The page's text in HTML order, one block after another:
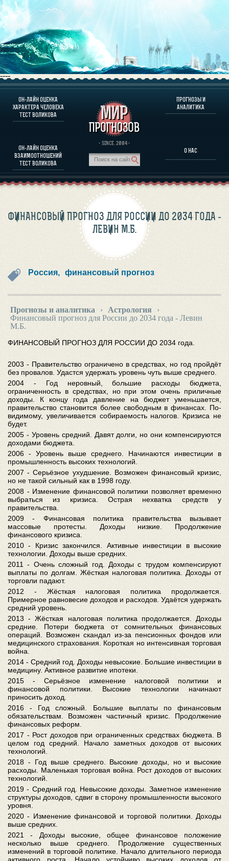
----
ОН-ЛАЙН ОЦЕНКА
ХАРАКТЕРА ЧЕЛОВЕКА
ТЕСТ ВОЛИКОВА
ОН-ЛАЙН ОЦЕНКА
ВЗАИМООТНОШЕНИЙ
ТЕСТ ВОЛИКОВА
· SINCE. 2004 ·
ПРОГНОЗЫ И
АНАЛИТИКА
О НАС
О ПРОГРАММЕ
ОЦЕНКА ХАРАКТЕРA ЧЕЛОВЕКА
ОЦЕНКА ХАРАКТЕРА ВЫДАЮЩИХСЯ ЛИЧНОСТЕЙ
О ПРОГРАММЕ
ПРОГНОЗЫ И АНАЛИТИКА
ФИНАНСОВЫЙ ПРОГНОЗ ДЛЯ РОССИИ ДО 2034 ГОДА -
ЛЕВИН М.Б.
Россия, финансовый прогноз
Прогнозы и аналитика › Астрология
›
Финансовый прогноз для России до 2034 года - Левин
М.Б.
ФИНАНСОВЫЙ ПРОГНОЗ ДЛЯ РОССИИ ДО 2034 года.
2003 - Правительство ограничено в средствах, но год пройдёт
без провалов. Удастся удержать уровень чуть выше среднего.
2004 - Год неровный, большие расходы бюджета,
ограниченность в средствах, но при этом очень приличные
доходы. К концу года давление на бюджет уменьшается,
правительство становится более свободным в финансах. По-
видимому, увеличивается собираемость налогов. Кризиса не
будет.
2005 - Уровень средний. Давят долги, но они компенсируются
доходами бюджета.
2006 - Уровень выше среднего. Начинаются инвестиции в
промышленность высоких технологий.
2007 - Серьёзное ухудшение. Возможен финансовый кризис,
но не такой сильный как в 1998 году.
2008 - Изменение финансовой политики позволяет временно
выбраться из кризиса. Острая нехватка средств у
правительства.
2009 - Финансовая политика правительства вызывает
массовые протесты. Доходы низкие. Продолжение
финансового кризиса.
2010 - Кризис закончился. Активные инвестиции в высокие
технологии. Доходы выше средних.
2011 - Очень сложный год. Доходы с трудом компенсируют
выплаты по долгам. Жёсткая налоговая политика. Доходы от
торговли падают.
2012 - Жёсткая налоговая политика продолжается.
Примерное равновесие доходов и расходов. Удаётся удержать
средний уровень.
2013 - Жёсткая налоговая политика продолжается. Доходы
средние. Потери бюджета от сомнительных финансовых
операций. Возможен скандал из-за пенсионных фондов или
медицинского страхования. Короткая но интенсивная торговая
война.
2014 - Средний год. Доходы невысокие. Большие инвестиции в
медицину. Активное развитие ипотеки.
2015 - Серьёзное изменение налоговой политики и
финансовой политики. Высокие технологии начинают
приносить доход.
2016 - Год сложный. Большие выплаты по финансовым
обязательствам. Возможен частичный кризис. Продолжение
финансовых реформ.
2017 - Рост доходов при ограниченных средствах бюджета. В
целом год средний. Начало заметных доходов от высоких
технологий.
2018 - Год выше среднего. Высокие доходы, но и высокие
расходы. Маленькая торговая война. Рост доходов от высоких
технологий.
2019 - Средний год. Невысокие доходы. Заметное изменение
структуры доходов, сдвиг в сторону промышленности высокого
уровня.
2020 - Изменение финансовой и торговой политики. Доходы
выше средних.
2021 - Доходы высокие, общее финансовое положение
несколько выше среднего. Продолжение существенных
изменений в торговой политике. Начало длительного периода